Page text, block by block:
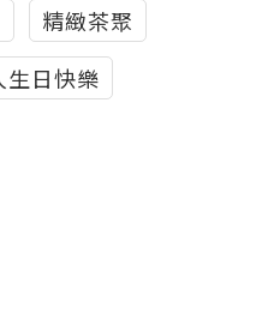
精緻茶聚
生日快樂